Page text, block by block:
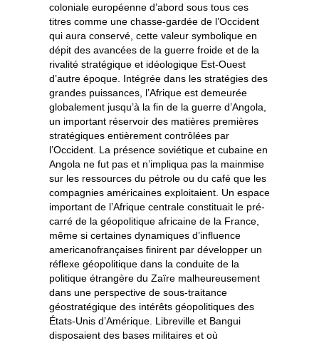
coloniale européenne d’abord sous tous ces
titres comme une chasse-gardée de l’Occident
qui aura conservé, cette valeur symbolique en
dépit des avancées de la guerre froide et de la
rivalité stratégique et idéologique Est-Ouest
d’autre époque. Intégrée dans les stratégies des
grandes puissances, l’Afrique est demeurée
globalement jusqu’à la fin de la guerre d’Angola,
un important réservoir des matières premières
stratégiques entièrement contrôlées par
l’Occident. La présence soviétique et cubaine en
Angola ne fut pas et n’impliqua pas la mainmise
sur les ressources du pétrole ou du café que les
compagnies américaines exploitaient. Un espace
important de l’Afrique centrale constituait le pré-
carré de la géopolitique africaine de la France,
même si certaines dynamiques d’influence
americanofrançaises finirent par développer un
réflexe géopolitique dans la conduite de la
politique étrangère du Zaïre malheureusement
dans une perspective de sous-traitance
géostratégique des intérêts géopolitiques des
États-Unis d’Amérique. Libreville et Bangui
disposaient des bases militaires et où